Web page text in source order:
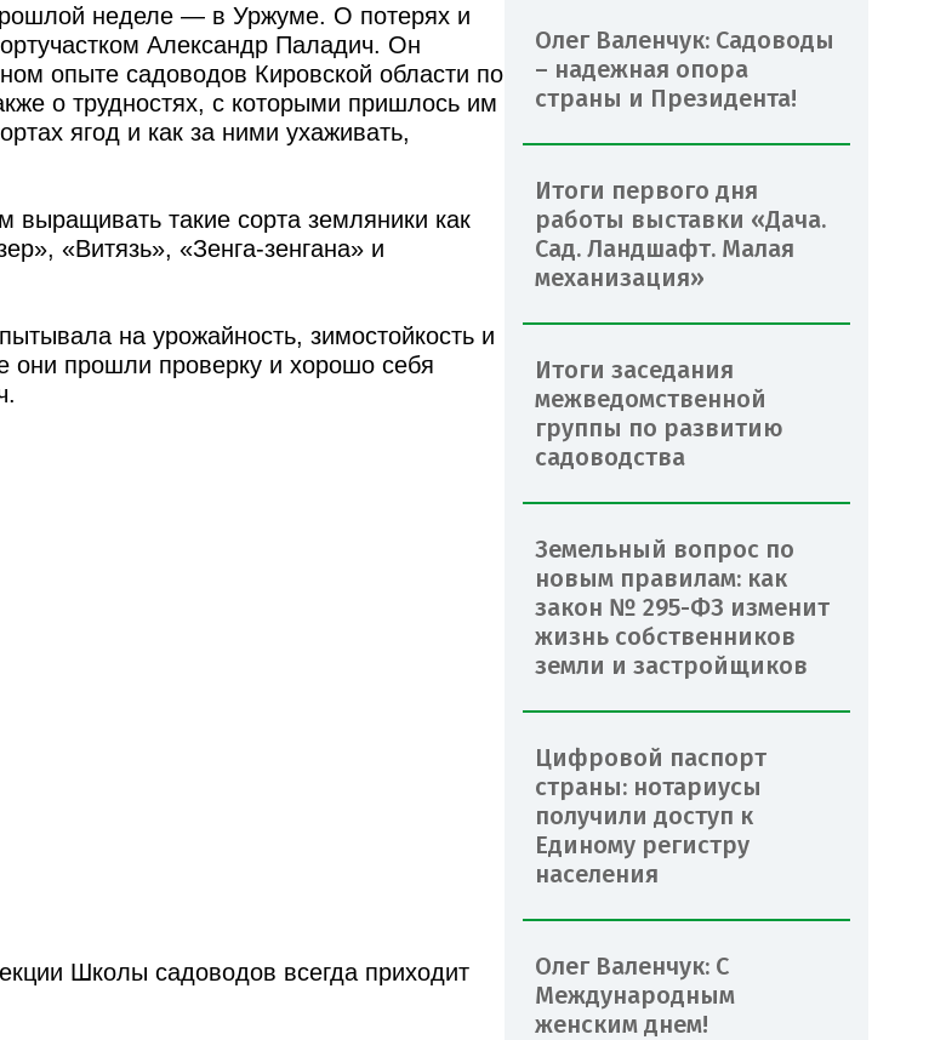
неделе — в Уржуме. О потерях и
Александр Паладич. Он
опыте садоводов Кировской области по
о трудностях, с которыми пришлось им
ягод и как за ними ухаживать,
такие сорта земляники как
«Витязь», «Зенга-зенгана» и
на урожайность, зимостойкость и
они прошли проверку и хорошо себя
Школы садоводов всегда приходит
Олег Валенчук: Садоводы
– надежная опора
страны и Президента!
Итоги первого дня
работы выставки «Дача.
Сад. Ландшафт. Малая
механизация»
Итоги заседания
межведомственной
группы по развитию
садоводства
Земельный вопрос по
новым правилам: как
закон № 295-ФЗ изменит
жизнь собственников
земли и застройщиков
Цифровой паспорт
страны: нотариусы
получили доступ к
Единому регистру
населения
Олег Валенчук: С
Международным
женским днем!